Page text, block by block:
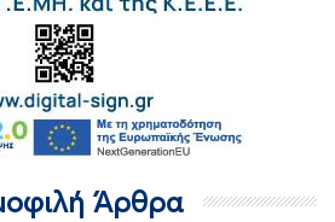
Άρθρα